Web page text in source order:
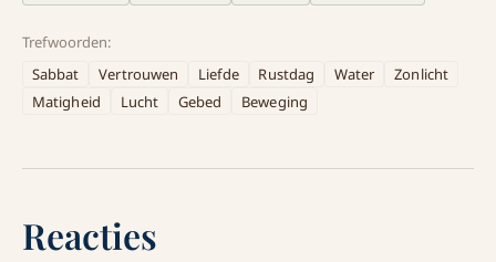
Trefwoorden:
Sabbat
Vertrouwen Liefde Rustdag Water
Zonlicht
Matigheid
Lucht Gebed Beweging
Reacties